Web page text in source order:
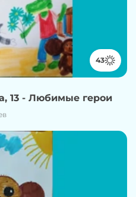
43
13 - Любимые герои